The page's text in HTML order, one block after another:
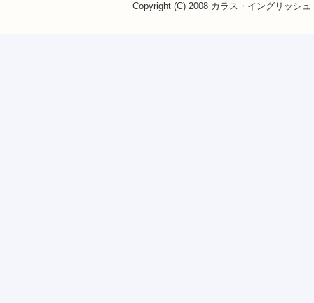
Copyright (C) 2008 カラス・イングリッシ